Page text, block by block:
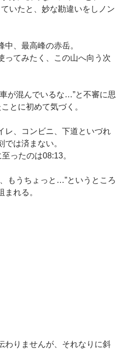
いたと、妙な勘違いをしノン
、最高峰の赤岳。
ってみたく、この山へ向う次
が混んでいるな…”と不審に思
とに初めて気づく。
レ、コンビニ、下道といづれ
では済まない。
ったのは08:13。
もうちょっと…”というところ
れる。
わりませんが、それなりに斜